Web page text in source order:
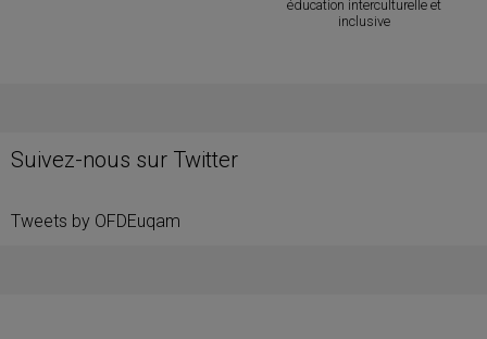
éducation interculturelle et
inclusive
Suivez-nous sur Twitter
Tweets by OFDEuqam